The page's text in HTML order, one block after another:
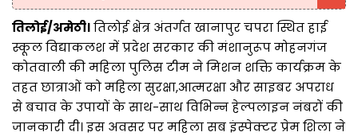
तिलोई/अमेठी।तिलोई क्षेत्र अंतर्गत खानापुर चपरा स्थित हाई
स्कूल विद्याकलश में प्रदेश सरकार की मंशानुरूप मोहनगंज
कोतवाली की महिला पुलिस टीम ने मिशन शक्ति कार्यक्रम के
तहत छात्राओं को महिला सुरक्षा,आत्मरक्षा और साइबर अपराध
से बचाव के उपायों के साथ-साथ विभिन्न हेल्पलाइन नंबरों की
जानकारी दी। इस अवसर पर महिला सब इंस्पेक्टर प्रेम शिला ने